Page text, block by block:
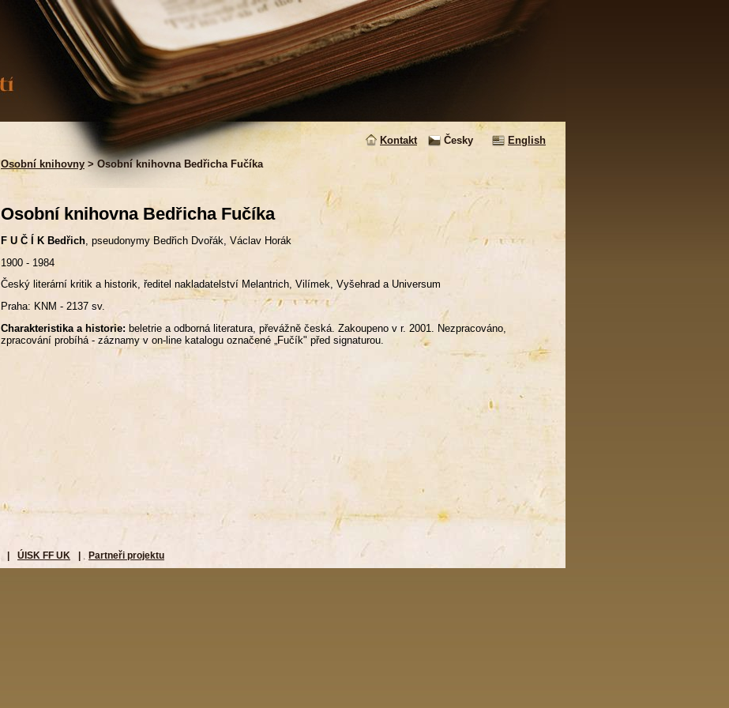
Kontakt Česky
English
Osobní knihovny > Osobní knihovna Bedřicha Fučíka
Osobní knihovna Bedřicha Fučíka
F U Č Í K Bedřich , pseudonymy Bedřich Dvořák, Václav Horák
1900 - 1984
Český literární kritik a historik, ředitel nakladatelství Melantrich, Vilímek, Vyšehrad a Universum
Praha: KNM - 2137 sv.
Charakteristika a historie: beletrie a odborná literatura, převážně česká. Zakoupeno v r. 2001. Nezpracováno,
zpracování probíhá - záznamy v on-line katalogu označené „Fučík" před signaturou.
ÚISK FF UK Partneři projektu